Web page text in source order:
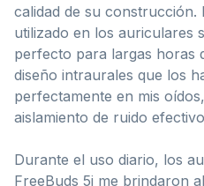
calidad de su construcción.
utilizado en los auriculares
perfecto para largas horas
diseño intraurales que los
perfectamente en mis
aislamiento de ruido
Durante el uso diario, los
FreeBuds 5i me brindaron